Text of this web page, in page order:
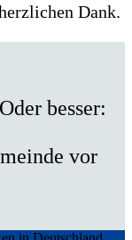
Dank.
besser:
vor